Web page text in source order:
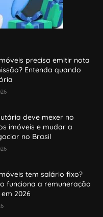
precisa emitir nota
Entenda quando
deve mexer no
imóveis e mudar a
no Brasil
tem salário fixo?
funciona a remuneração
2026